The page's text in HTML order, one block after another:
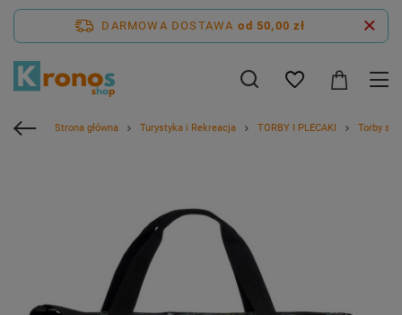
DARMOWA DOSTAWA od 50,00 zł
Strona główna Turystyka i Rekreacja TORBY I PLECAKI Torby